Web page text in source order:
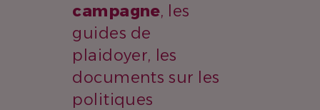
campagne, les
guides de
plaidoyer, les
documents sur les
politiques